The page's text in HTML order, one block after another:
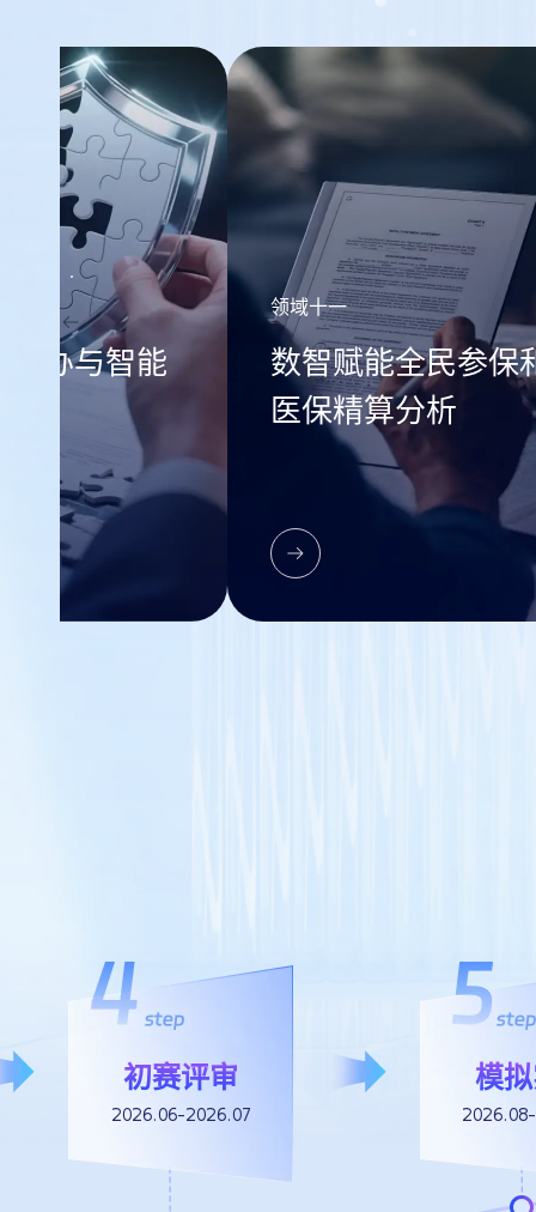
拓展医
领域一
创新药械/耗材/医疗
服务真实世界医保综
合价值评价及应用
大赛启动
2026.04.09
赛事报名
2026.04.09-